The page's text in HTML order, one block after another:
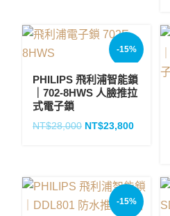
-15%
PHILIPS 飛利浦智能鎖
｜702-8HWS 人臉推拉
式電子鎖
NT$28,000 NT$23,800
-15%